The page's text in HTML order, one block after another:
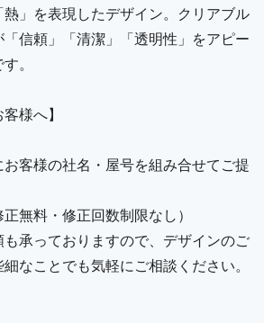
」を表現したデザイン。クリアブル
信頼」「清潔」「透明性」をアピー
。
様へ】
客様の社名・屋号を組み合せてご提
無料・修正回数制限なし）
承っておりますので、デザインのご
なことでも気軽にご相談ください。